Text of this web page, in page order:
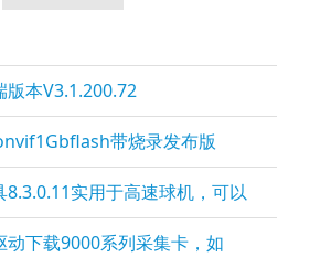
本V3.1.200.72
带烧录发布版
实用于高速球机，可以
下载9000系列采集卡，如